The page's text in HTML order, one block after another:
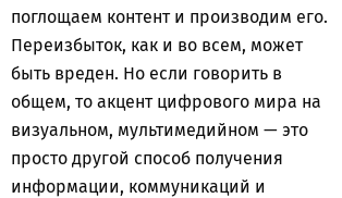
поглощаем контент и производим его.
Переизбыток, как и во всем, может
быть вреден. Но если говорить в
общем, то акцент цифрового мира на
визуальном, мультимедийном — это
просто другой способ получения
информации, коммуникаций и